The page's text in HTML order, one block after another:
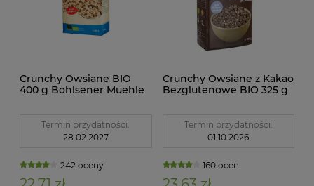
Crunchy Owsiane BIO
400 g Bohlsener Muehle
Termin przydatności:
28.02.2027
242 oceny
Crunchy Owsiane z Kakao
Bezglutenowe BIO 325 g
Termin przydatności:
01.10.2026
160 ocen